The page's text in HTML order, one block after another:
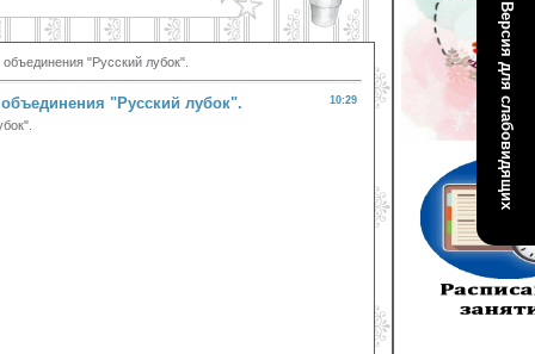
Версия для слабовидящих
"Русский лубок".
10:29
"Русский лубок".